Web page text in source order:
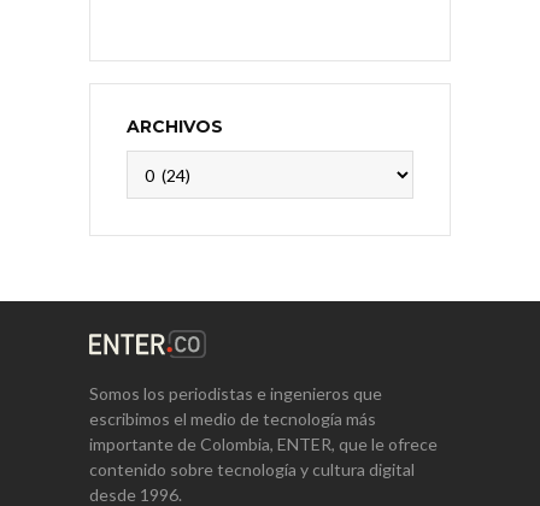
ARCHIVOS
Somos los periodistas e ingenieros que
escribimos el medio de tecnología más
importante de Colombia, ENTER, que le ofrece
contenido sobre tecnología y cultura digital
desde 1996.